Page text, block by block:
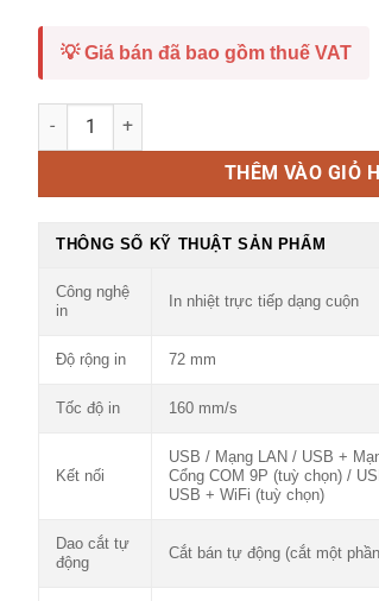
💡 Giá bán đã bao gồm thuế VAT
Máy in hóa đơn XP-A160H: Thiết kế nhỏ
THÊM VÀO GIỎ
THÔNG SỐ KỸ THUẬT SẢN PHẨM
Công nghệ
in
In nhiệt trực tiếp dạng cuộn
Độ rộng in 72 mm
Tốc độ in 160 mm/s
Kết nối
USB / Mạng LAN / USB +
Cổng COM 9P (tuỳ chọn) /
USB + WiFi (tuỳ chọn)
Dao cắt tự
động
Cắt bán tự động (cắt một